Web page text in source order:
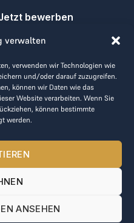
verwalten
verwenden wir Technologien wie
und/oder darauf zuzugreifen.
können wir Daten wie das
Website verarbeiten. Wenn Sie
können bestimmte
werden.
ANSEHEN
bewerben
Ihnen gerne weiter.
vorbehalten.